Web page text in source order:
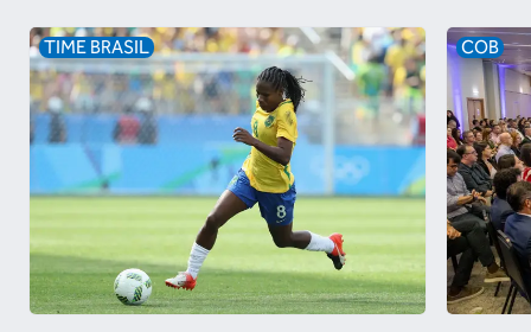
TIME BRASIL COB